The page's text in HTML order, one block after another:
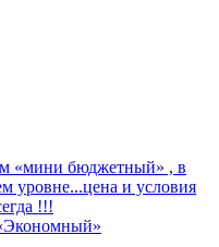
«мини бюджетный» , в
уровне...цена и условия
!!!